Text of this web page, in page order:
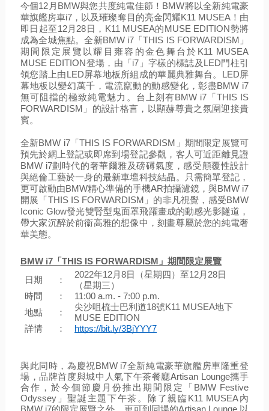
今個12月BMW與您共度純電佳節！BMW將以全新純電豪
華旗艦房車i7，以及璀璨奪目的亮金閃耀K11 MUSEA！由
即日起至12月28日，K11 MUSEA的MUSE EDITION勢將
成為全城焦點。全新BMW i7「THIS IS FORWARDISM」
期間限定展覽以耀目雍容的金色舞台於K11 MUSEA
MUSE EDITION登場，由「i7」字樣的標誌及LED門柱引
領您踏上由LED屏幕地板所組成的華麗典雅舞台。LED屏
幕地板以變幻萬千，電流竄動的動感變化，彰盡BMW i7
無可阻擋的極致純電魅力。台上刻有BMW i7「THIS IS
FORWARDISM」的設計格言，以顯赫尊貴之氛圍迎接貴
賓。
全新BMW i7「THIS IS FORWARDISM」期間限定展覽可
預先於網上登記或即席到場登記參觀，客人可近距離見證
BMW i7劃時代的奢華爾雅及磅礡氣度，感受顛覆性設計
與絕倫工藝於一身的最新車壇科技結晶。只需簡單登記，
更可啟動由BMW精心準備的手機AR拍攝濾鏡，與BMW i7
開展「THIS IS FORWARDISM」的非凡視覺，感受BMW
Iconic Glow發光雙腎型鬼面罩飛躍畫成的動感光影隧道，
帶大家沉醉於前衞高雅的想像中，刻畫尊屬於您的純電奢
華美態。
BMW i7「THIS IS FORWARDISM」期間限定展覽
日期
：
2022年12月8日（星期四）至12月28日
（星期三）
時間
：
11:00 a.m. - 7:00 p.m.
地點
：
尖沙咀梳士巴利道18號K11 MUSEA地下
MUSE EDITION
詳情
： https://bit.ly/3BjYYY7
與此同時，為慶祝BMW i7全新純電豪華旗艦房車隆重登
場，品牌首度與城中人氣下午茶餐廳Artisan Lounge攜手
合作，於今個節慶月份推出期間限定「BMW Festive
Odyssey」聖誕主題下午茶。除了親臨K11 MUSEA內